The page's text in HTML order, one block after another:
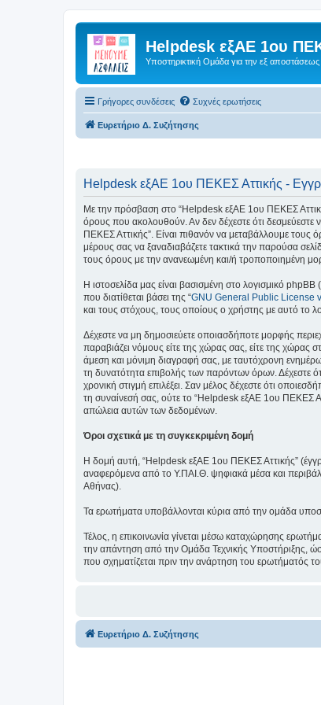
Helpdesk εξΑΕ 1ου
Υποστηρικτική Ομάδα για την εξ
Γρήγορες συνδέσεις Συχνές ερωτήσεις
Ευρετήριο Δ. Συζήτησης
Helpdesk εξΑΕ 1ου ΠΕΚΕΣ Αττικής -
Με την πρόσβαση στο “Helpdesk εξΑΕ 1ου ΠΕΚΕΣ
όρους που ακολουθούν. Αν δεν δέχεστε ότι
ΠΕΚΕΣ Αττικής”. Είναι πιθανόν να μεταβάλλουμε
μέρους σας να ξαναδιαβάζετε τακτικά την παρούσα
τους όρους με την ανανεωμένη και/ή τροποποιημένη
Η ιστοσελίδα μας είναι βασισμένη στο λογισμικό
που διατίθεται βάσει της “GNU General Public License
και τους στόχους, τους οποίους ο χρήστης με αυτό το
Δέχεστε να μη δημοσιεύετε οποιασδήποτε μορφής
παραβιάζει νόμους είτε της χώρας σας, είτε της χώρας
άμεση και μόνιμη διαγραφή σας, με ταυτόχρονη
τη δυνατότητα επιβολής των παρόντων όρων. Δέχεστε
χρονική στιγμή επιλέξει. Σαν μέλος δέχεστε ότι
τη συναίνεσή σας, ούτε το “Helpdesk εξΑΕ 1ου ΠΕΚΕΣ
απώλεια αυτών των δεδομένων.
Όροι σχετικά με τη συγκεκριμένη δομή
Η δομή αυτή, “Helpdesk εξΑΕ 1ου ΠΕΚΕΣ Αττικής”
αναφερόμενα από το Υ.ΠΑΙ.Θ. ψηφιακά μέσα και
Αθήνας).
Τα ερωτήματα υποβάλλονται κύρια από την ομάδα
Τέλος, η επικοινωνία γίνεται μέσω καταχώρησης
την απάντηση από την Ομάδα Τεχνικής Υποστήριξης,
που σχηματίζεται πριν την ανάρτηση του ερωτήματός
Ευρετήριο Δ. Συζήτησης